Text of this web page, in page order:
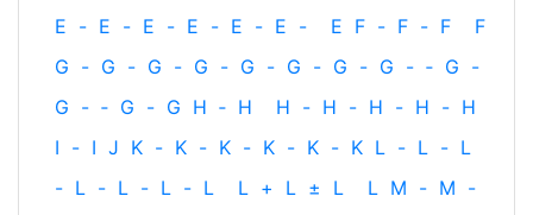
E - E - E - E - E - E - E F - F - F
F
G - G - G - G - G - G - G - G - ‐ G -
G - ‐ G - G H ‐ H H - H - H - H - H
I - I J K - K - K - K - K - K L - L - L
- L - L - L - L L + L ± L L M - M -